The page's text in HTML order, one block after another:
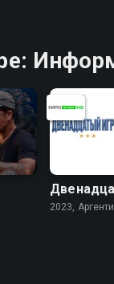
2023,